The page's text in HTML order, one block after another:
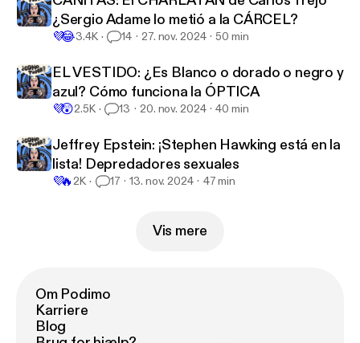
¿Sergio Adame lo metió a la CÁRCEL?
💜😂3.4K 14 27. nov. 2024 50 min
EL VESTIDO: ¿Es Blanco o dorado o negro y
azul? Cómo funciona la ÓPTICA
💜😲2.5K 13 20. nov. 2024 40 min
Jeffrey Epstein: ¡Stephen Hawking está en la
lista! Depredadores sexuales
💜🔥 2K 17 13. nov. 2024 47 min
Vis mere
Om Podimo
Karriere
Blog